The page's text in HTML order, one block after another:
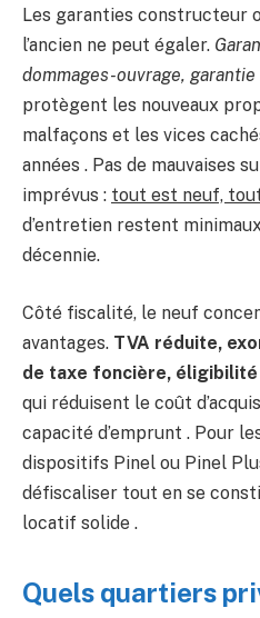
Les garanties constructeur
l’ancien ne peut égaler.
dommages-ouvrage,
protègent les nouveaux
malfaçons et les vices
années . Pas de mauvaises
imprévus : tout est neuf,
d’entretien restent
décennie.
Côté fiscalité, le neuf
avantages. TVA réduite,
de taxe foncière, éligibilité
qui réduisent le coût
capacité d’emprunt . Pour
dispositifs Pinel ou Pinel
défiscaliser tout en se
locatif solide .
Quels quartiers